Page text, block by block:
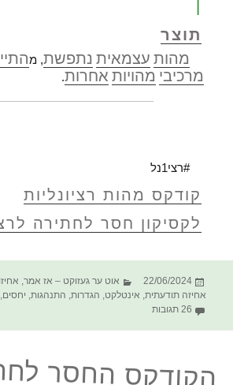
תוצר
מהות עצמאית נתפשת, מ
מרכיבי מהויות אחרות.
#רצי1נל
קודקס מהות רציונליות
לקסיקון חסר לחתירה
פורסם
בתאריך
22/06/2024 קטגוריות
אוט ער געזוקט – אז אמר
אחיזה תודעתית אינטלקט הגדרות התנהגות יחסים
26 תגובות
על הקודקס החסר לחתירה לרציונליות
הקודקס החסר